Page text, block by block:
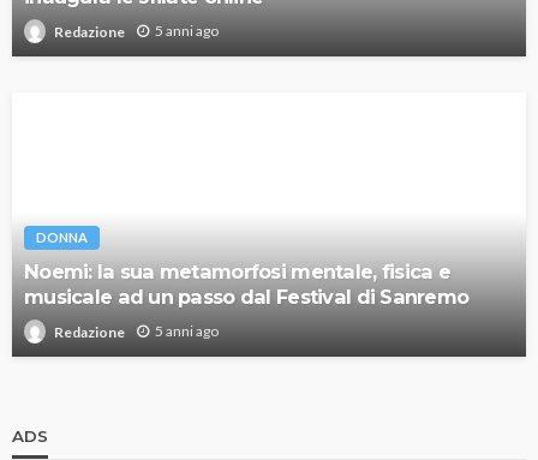
Redazione 5 anni ago
DONNA
Noemi: la sua metamorfosi mentale, fisica e
musicale ad un passo dal Festival di Sanremo
Redazione 5 anni ago
ADS